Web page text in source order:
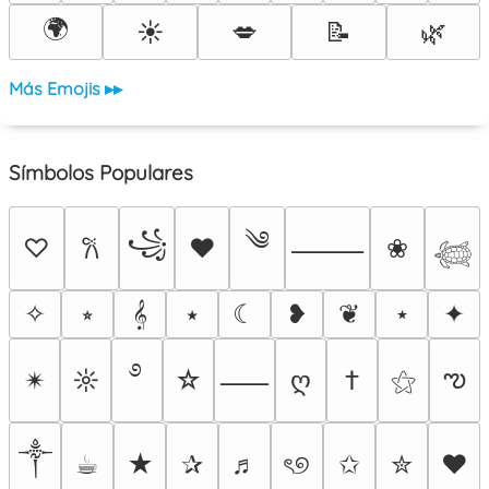
🌍 ☀️ 💋 📝 🌿
Más Emojis ▸▸
Símbolos Populares
♡ 𐙚 ꧁ ♥ ༄ ⸻ ❀
𓆉
✧
⭒ 𝄞 ⭑ ☾ ❥ ❦ ⋆ ✦
✴︎ ☼ ࿔ ☆ ⸺ ღ † ⚝ ఌ
༒︎ ☕︎ ★ ✰ ♬ ৎ୭ ✩ ✮ ❤